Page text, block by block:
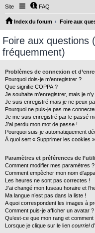
Site FAQ
Index du forum Foire aux
Foire aux questions
fréquemment)
Problèmes de connexion et
Pourquoi dois-je m’enregistrer ?
Que signifie COPPA ?
Je souhaite m’enregistrer, mais je
Je suis enregistré mais je ne peux
Pourquoi ne puis-je pas me
Je me suis enregistré par le passé
J’ai perdu mon mot de passe !
Pourquoi suis-je automatiquement
À quoi sert « Supprimer les cookies
Paramètres et préférences de
Comment modifier mes paramètres ?
Comment empêcher mon nom
Les heures ne sont pas correctes !
J’ai changé mon fuseau horaire et
Ma langue n’est pas dans la liste !
A quoi correspondent les images à
Comment puis-je afficher un avatar ?
Qu’est-ce que mon rang et comment
Lorsque je clique sur le lien courriel